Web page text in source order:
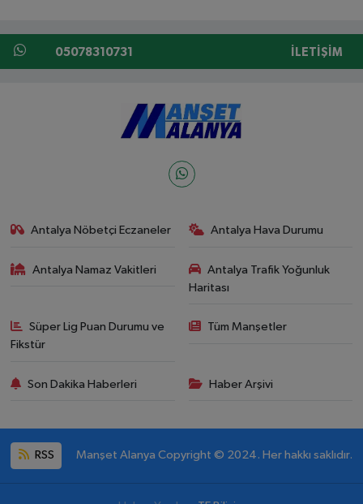
05078310731 İLETIŞIM
Antalya Nöbetçi Eczaneler Antalya Hava Durumu
Antalya Namaz Vakitleri
Antalya Trafik Yoğunluk
Haritası
Süper Lig Puan Durumu ve
Fikstür
Tüm Manşetler
Son Dakika Haberleri Haber Arşivi
RSS Manşet Alanya Copyright © 2024. Her hakkı saklıdır.